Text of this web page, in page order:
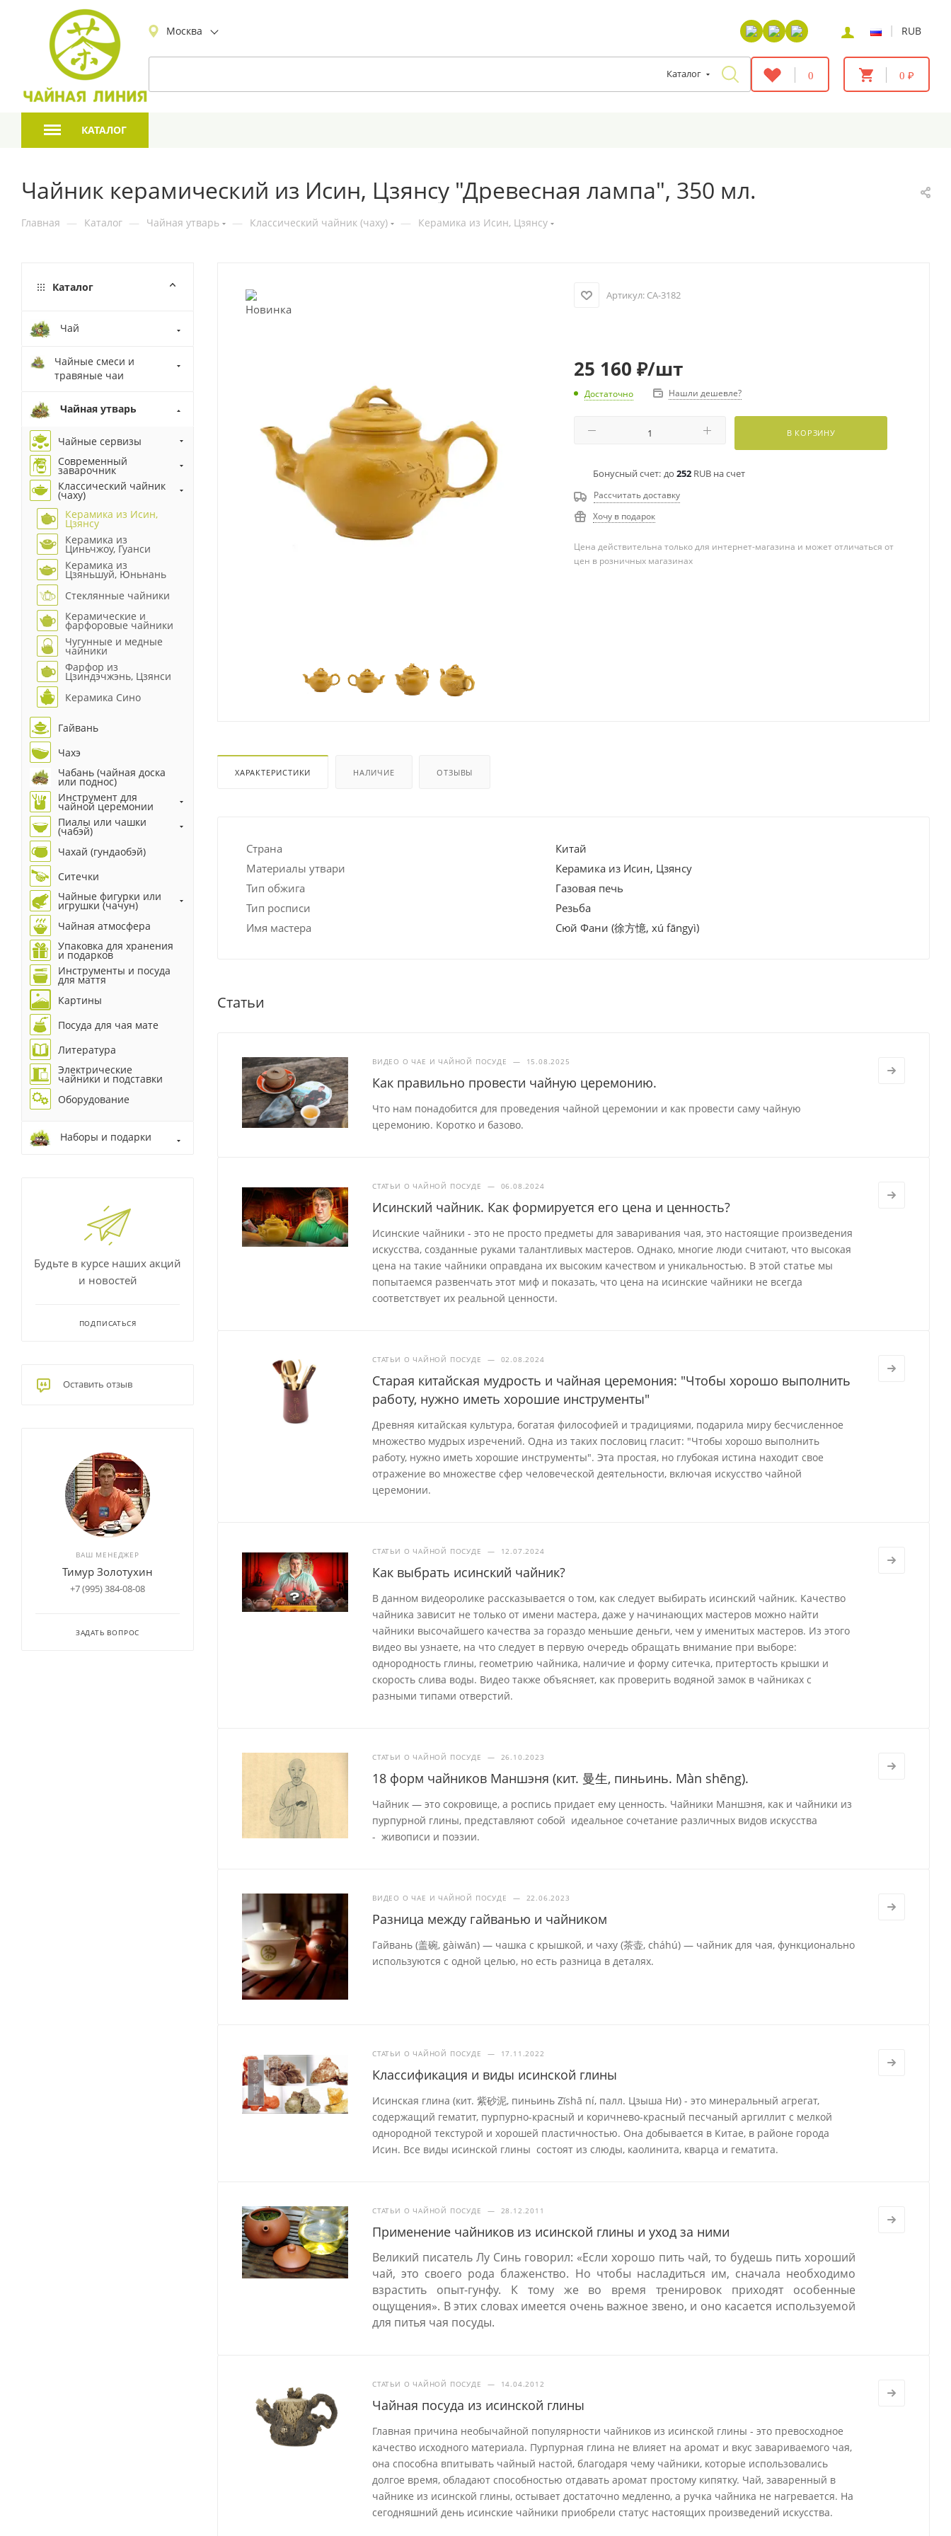
Москва | RUB
Каталог 0 0 ₽
КАТАЛОГ
Чайник керамический из Исин, Цзянсу "Древесная лампа", 350 мл.
Главная — Каталог — Чайная утварь — Классический чайник (чаху) — Керамика из Исин, Цзянсу
Артикул: CA-3182
25 160 ₽/шт
Достаточно Нашли дешевле?
В КОРЗИНУ
Бонусный счет: до 252RUB на счет
Рассчитать доставку
Хочу в подарок
Цена действительна только для интернет-магазина и может отличаться от
цен в розничных магазинах
ХАРАКТЕРИСТИКИ НАЛИЧИЕ ОТЗЫВЫ
Страна
Китай
Материалы утвари
Керамика из Исин, Цзянсу
Тип обжига
Газовая печь
Тип росписи
Резьба
Имя мастера
Сюй Фани (徐方憶, xú fāngyì)
Статьи
ВИДЕО О ЧАЕ И ЧАЙНОЙ ПОСУДЕ — 15.08.2025
Как правильно провести чайную церемонию.
Что нам понадобится для проведения чайной церемонии и как провести саму чайную
церемонию. Коротко и базово.
СТАТЬИ О ЧАЙНОЙ ПОСУДЕ — 06.08.2024
Исинский чайник. Как формируется его цена и ценность?
Исинские чайники - это не просто предметы для заваривания чая, это настоящие произведения
искусства, созданные руками талантливых мастеров. Однако, многие люди считают, что высокая
цена на такие чайники оправдана их высоким качеством и уникальностью. В этой статье мы
попытаемся развенчать этот миф и показать, что цена на исинские чайники не всегда
соответствует их реальной ценности.
СТАТЬИ О ЧАЙНОЙ ПОСУДЕ — 02.08.2024
Старая китайская мудрость и чайная церемония: "Чтобы хорошо выполнить
работу, нужно иметь хорошие инструменты"
Древняя китайская культура, богатая философией и традициями, подарила миру бесчисленное
множество мудрых изречений. Одна из таких пословиц гласит: "Чтобы хорошо выполнить
работу, нужно иметь хорошие инструменты". Эта простая, но глубокая истина находит свое
отражение во множестве сфер человеческой деятельности, включая искусство чайной
церемонии.
СТАТЬИ О ЧАЙНОЙ ПОСУДЕ — 12.07.2024
Как выбрать исинский чайник?
В данном видеоролике рассказывается о том, как следует выбирать исинский чайник. Качество
чайника зависит не только от имени мастера, даже у начинающих мастеров можно найти
чайники высочайшего качества за гораздо меньшие деньги, чем у именитых мастеров. Из этого
видео вы узнаете, на что следует в первую очередь обращать внимание при выборе:
однородность глины, геометрию чайника, наличие и форму ситечка, притертость крышки и
скорость слива воды. Видео также объясняет, как проверить водяной замок в чайниках с
разными типами отверстий.
СТАТЬИ О ЧАЙНОЙ ПОСУДЕ — 26.10.2023
18 форм чайников Маншэня (кит. 曼生, пиньинь. Màn shēng).
Чайник — это сокровище, а роспись придает ему ценность. Чайники Маншэня, как и чайники из
пурпурной глины, представляют собой идеальное сочетание различных видов искусства
- живописи и поэзии.
ВИДЕО О ЧАЕ И ЧАЙНОЙ ПОСУДЕ — 22.06.2023
Разница между гайванью и чайником
Гайвань (盖碗, gàiwǎn) — чашка с крышкой, и чаху (茶壶, cháhú) — чайник для чая, функционально
используются с одной целью, но есть разница в деталях.
СТАТЬИ О ЧАЙНОЙ ПОСУДЕ — 17.11.2022
Классификация и виды исинской глины
Исинская глина (кит. 紫砂泥, пиньинь Zǐshā ní, палл. Цзыша Ни) - это минеральный агрегат,
содержащий гематит, пурпурно-красный и коричнево-красный песчаный аргиллит с мелкой
однородной текстурой и хорошей пластичностью. Она добывается в Китае, в районе города
Исин. Все виды исинской глины состоят из слюды, каолинита, кварца и гематита.
СТАТЬИ О ЧАЙНОЙ ПОСУДЕ — 28.12.2011
Применение чайников из исинской глины и уход за ними
Великий писатель Лу Синь говорил: «Если хорошо пить чай, то будешь пить хороший
чай, это своего рода блаженство. Но чтобы насладиться им, сначала необходимо
взрастить опыт-гунфу. К тому же во время тренировок приходят особенные
ощущения». В этих словах имеется очень важное звено, и оно касается используемой
для питья чая посуды.
СТАТЬИ О ЧАЙНОЙ ПОСУДЕ — 14.04.2012
Чайная посуда из исинской глины
Главная причина необычайной популярности чайников из исинской глины - это превосходное
качество исходного материала. Пурпурная глина не влияет на аромат и вкус завариваемого чая,
она способна впитывать чайный настой, благодаря чему чайники, которые использовались
долгое время, обладают способностью отдавать аромат простому кипятку. Чай, заваренный в
чайнике из исинской глины, остывает достаточно медленно, а ручка чайника не нагревается. На
сегодняшний день исинские чайники приобрели статус настоящих произведений искусства.
Каталог
Чай
Чайные смеси и
травяные чаи
Чайная утварь
Чайные сервизы
Современный
заварочник
Классический чайник
(чаху)
Керамика из Исин,
Цзянсу
Керамика из
Циньчжоу, Гуанси
Керамика из
Цзяньшуй, Юньнань
Стеклянные чайники
Керамические и
фарфоровые чайники
Чугунные и медные
чайники
Фарфор из
Цзиндэчжэнь, Цзянси
Керамика Сино
Гайвань
Чахэ
Чабань (чайная доска
или поднос)
Инструмент для
чайной церемонии
Пиалы или чашки
(чабэй)
Чахай (гундаобэй)
Ситечки
Чайные фигурки или
игрушки (чачун)
Чайная атмосфера
Упаковка для хранения
и подарков
Инструменты и посуда
для маття
Картины
Посуда для чая мате
Литература
Электрические
чайники и подставки
Оборудование
Наборы и подарки
Будьте в курсе наших акций
и новостей
ПОДПИСАТЬСЯ
Оставить отзыв
ВАШ МЕНЕДЖЕР
Тимур Золотухин
+7 (995) 384-08-08
ЗАДАТЬ ВОПРОС